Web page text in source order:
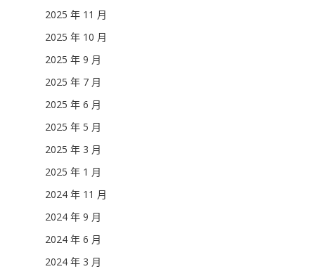
2025 年 11 月
2025 年 10 月
2025 年 9 月
2025 年 7 月
2025 年 6 月
2025 年 5 月
2025 年 3 月
2025 年 1 月
2024 年 11 月
2024 年 9 月
2024 年 6 月
2024 年 3 月